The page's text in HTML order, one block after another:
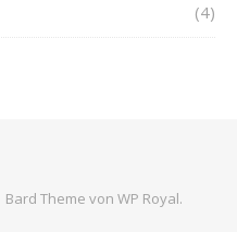
(4)
Bard Theme von WP Royal.